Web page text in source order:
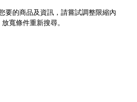
要的商品及資訊，請嘗試調整限縮內
寬條件重新搜尋。